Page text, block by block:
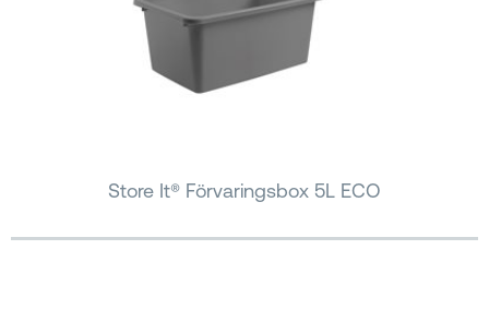
Store It® Förvaringsbox 5L ECO